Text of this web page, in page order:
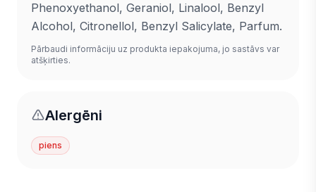
Phenoxyethanol, Geraniol, Linalool, Benzyl
Alcohol, Citronellol, Benzyl Salicylate, Parfum.
Pārbaudi informāciju uz produkta iepakojuma, jo sastāvs var
atšķirties.
Alergēni
piens